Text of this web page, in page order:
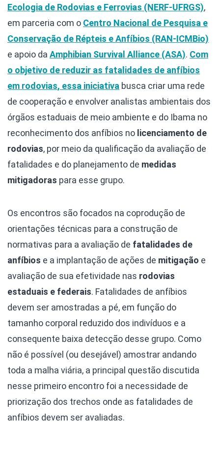
Ecologia de Rodovias e Ferrovias (NERF-UFRGS),
em parceria com o Centro Nacional de Pesquisa e
Conservação de Répteis e Anfíbios (RAN-ICMBio)
e apoio da Amphibian Survival Alliance (ASA). Com
o objetivo de reduzir as fatalidades de anfíbios
em rodovias, essa iniciativa busca criar uma rede
de cooperação e envolver analistas ambientais dos
órgãos estaduais de meio ambiente e do Ibama no
reconhecimento dos anfíbios no licenciamento de
rodovias, por meio da qualificação da avaliação de
fatalidades e do planejamento de medidas
mitigadoras para esse grupo.
Os encontros são focados na coprodução de
orientações técnicas para a construção de
normativas para a avaliação de fatalidades de
anfíbios e a implantação de ações de mitigação e
avaliação de sua efetividade nas rodovias
estaduais e federais. Fatalidades de anfíbios
devem ser amostradas a pé, em função do
tamanho corporal reduzido dos indivíduos e a
consequente baixa detecção desse grupo. Como
não é possível (ou desejável) amostrar andando
toda a malha viária, a principal questão discutida
nesse primeiro encontro foi a necessidade de
priorização dos trechos onde as fatalidades de
anfíbios devem ser avaliadas.